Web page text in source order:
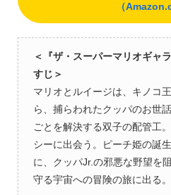
（
＜『ザ・スーパーマリオギャ
すじ＞
マリオとルイージは、キノコ
ら、捕らわれたクッパのお世
ごとを解決する双子の配管工
シーに出会う。ピーチ姫の誕
に、クッパJr.の邪悪な野望を
守る宇宙への冒険の旅に出る。